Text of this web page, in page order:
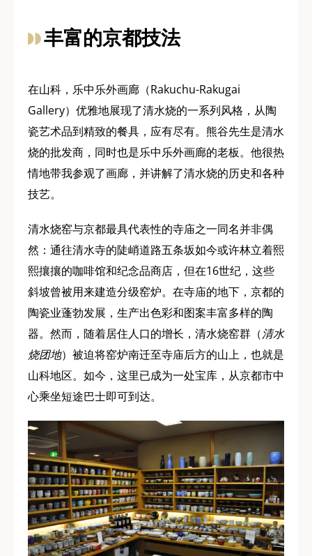
丰富的京都技法
在山科，乐中乐外画廊（Rakuchu-Rakugai
Gallery）优雅地展现了清水烧的一系列风格，从陶
瓷艺术品到精致的餐具，应有尽有。熊谷先生是清水
烧的批发商，同时也是乐中乐外画廊的老板。他很热
情地带我参观了画廊，并讲解了清水烧的历史和各种
技艺。
清水烧窑与京都最具代表性的寺庙之一同名并非偶
然：通往清水寺的陡峭道路五条坂如今或许林立着熙
熙攘攘的咖啡馆和纪念品商店，但在16世纪，这些
斜坡曾被用来建造分级窑炉。在寺庙的地下，京都的
陶瓷业蓬勃发展，生产出色彩和图案丰富多样的陶
器。然而，随着居住人口的增长，清水烧窑群（清水
烧团地）被迫将窑炉南迁至寺庙后方的山上，也就是
山科地区。如今，这里已成为一处宝库，从京都市中
心乘坐短途巴士即可到达。